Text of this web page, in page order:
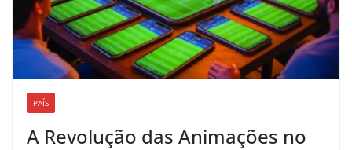
PAÍS
A Revolução das Animações no